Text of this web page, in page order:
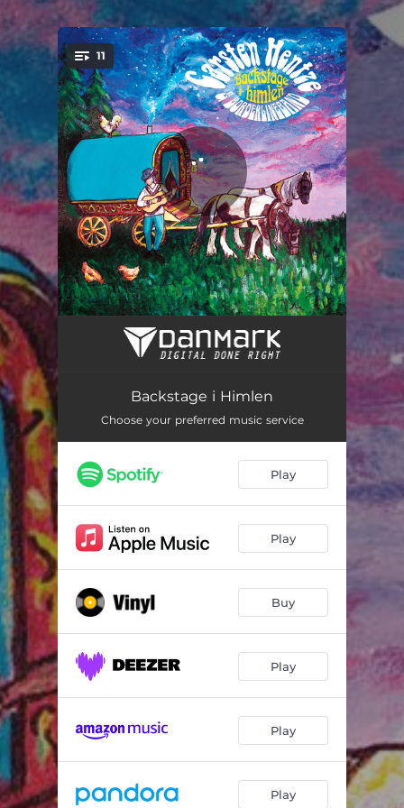
You're all set!
11
Al den Forråelse
Ambulance
Nattens Trylleri 03:47
Tøserne Hexer 03:24
Som En Kat Der Slikker Skålen 02:06
Trampet i Spinaten 02:16
Helt Alene 02:03
Når Du Ser en Stjerne 03:55
Hvis Du Ser Mig Komme 02:36
Backstage i Himlen
Choose your preferred music service
Play
Play
Buy
Play
Play
Play